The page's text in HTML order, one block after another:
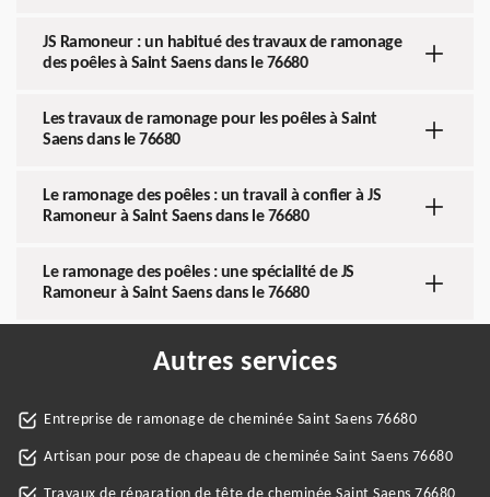
JS Ramoneur : un habitué des travaux de ramonage
des poêles à Saint Saens dans le 76680
Les travaux de ramonage pour les poêles à Saint
Saens dans le 76680
Le ramonage des poêles : un travail à confier à JS
Ramoneur à Saint Saens dans le 76680
Le ramonage des poêles : une spécialité de JS
Ramoneur à Saint Saens dans le 76680
Autres services
Entreprise de ramonage de cheminée Saint Saens 76680
Artisan pour pose de chapeau de cheminée Saint Saens 76680